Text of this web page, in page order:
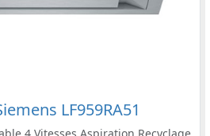
LF959RA51